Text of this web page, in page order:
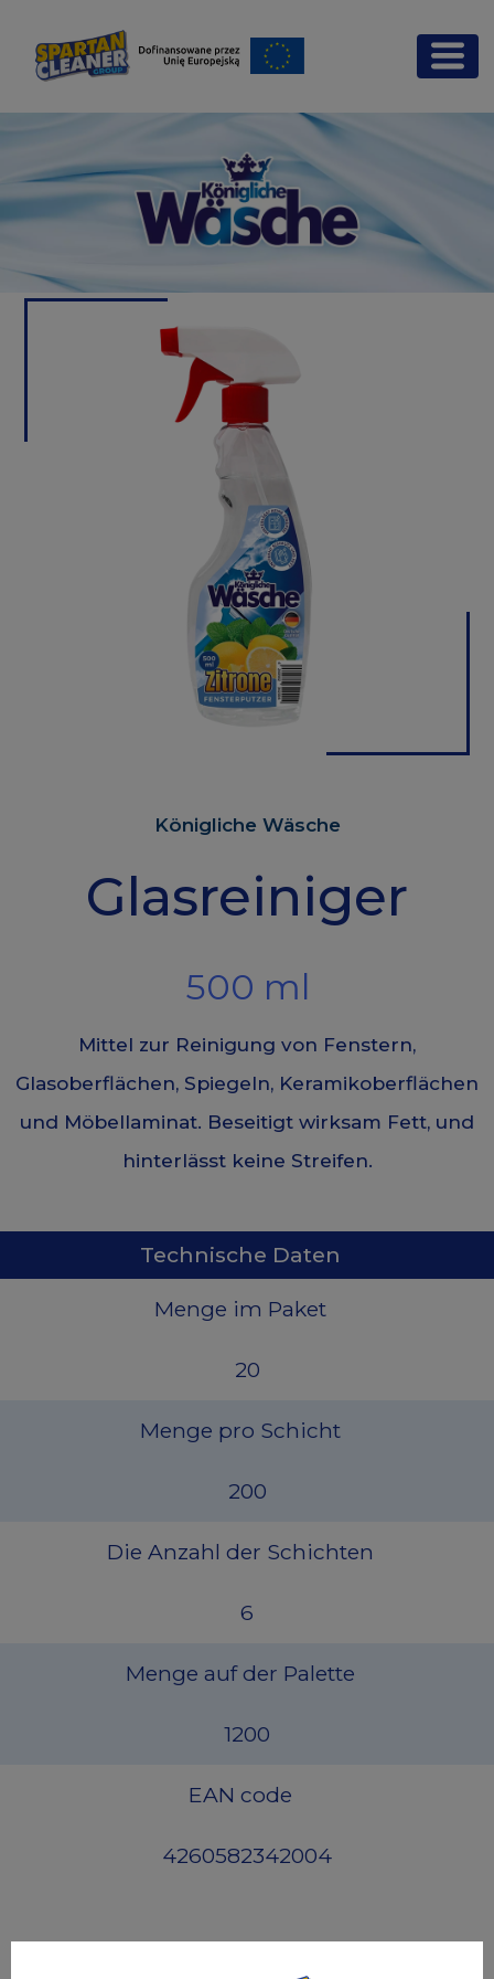
Königliche Wäsche
Glasreiniger
500 ml
Mittel zur Reinigung von Fenstern,
Glasoberflächen, Spiegeln, Keramikoberflächen
und Möbellaminat. Beseitigt wirksam Fett, und
hinterlässt keine Streifen.
Technische Daten
Menge im Paket
20
Menge pro Schicht
200
Die Anzahl der Schichten
6
Menge auf der Palette
1200
EAN code
4260582342004